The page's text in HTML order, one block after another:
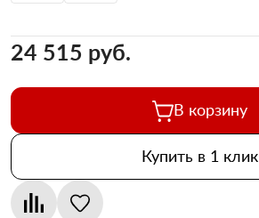
24 515 pуб.
В корзину
Купить в 1 клик